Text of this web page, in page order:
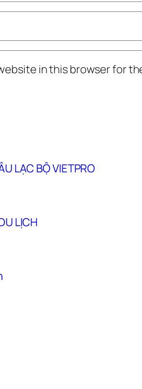
in this browser for
LẠC BỘ VIETPRO
LỊCH